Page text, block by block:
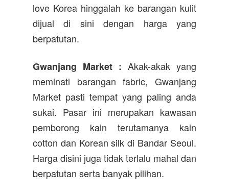
love Korea hinggalah ke barangan kulit
dijual di sini dengan harga yang
berpatutan.
Gwanjang Market : Akak-akak yang
meminati barangan fabric, Gwanjang
Market pasti tempat yang paling anda
sukai. Pasar ini merupakan kawasan
pemborong kain terutamanya kain
cotton dan Korean silk di Bandar Seoul.
Harga disini juga tidak terlalu mahal dan
berpatutan serta banyak pilihan.